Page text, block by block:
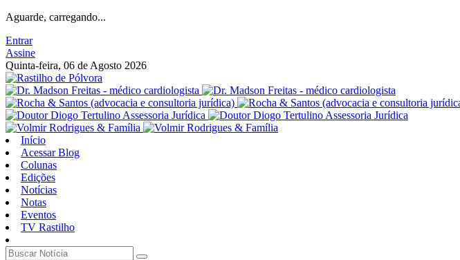
Aguarde, carregando...
Entrar
Assine
Quinta-feira, 06 de Agosto 2026
Início
Acessar Blog
Colunas
Edições
Notícias
Notas
Eventos
TV Rastilho